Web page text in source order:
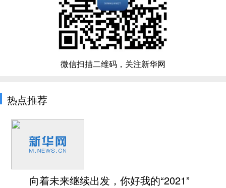
微信扫描二维码，关注新华网
热点推荐
向着未来继续出发，你好我的“2021”